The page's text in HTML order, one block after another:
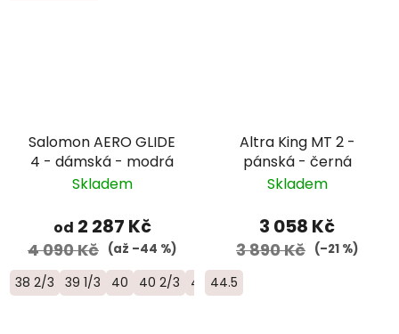
Salomon AERO GLIDE
4 - dámská - modrá
Skladem
od 2 287 Kč
4 090 Kč (až –44 %)
38 2/3 39 1/3 40 40 2/3 41 1/3
Altra King MT 2 -
pánská - černá
Skladem
3 058 Kč
3 890 Kč (–21 %)
44.5